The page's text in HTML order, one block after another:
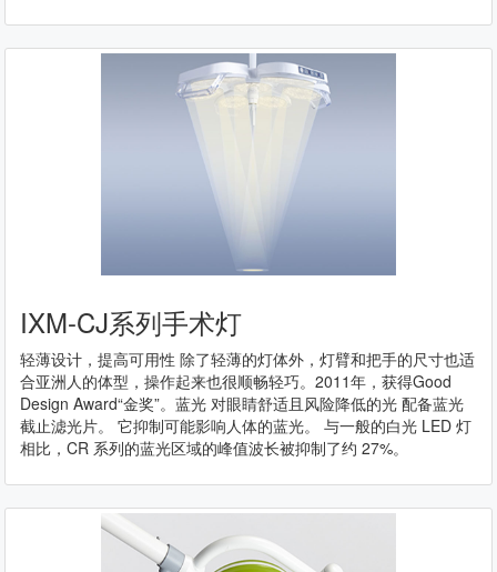
IXM-CJ系列手术灯
轻薄设计，提高可用性 除了轻薄的灯体外，灯臂和把手的尺寸也适
合亚洲人的体型，操作起来也很顺畅轻巧。2011年，获得Good
Design Award“金奖”。蓝光 对眼睛舒适且风险降低的光 配备蓝光
截止滤光片。 它抑制可能影响人体的蓝光。 与一般的白光 LED 灯
相比，CR 系列的蓝光区域的峰值波长被抑制了约 27%。